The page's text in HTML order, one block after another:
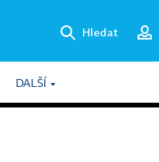
Hledat
DALŠÍ